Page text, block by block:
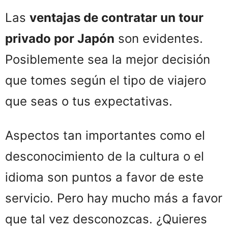
Las ventajas de contratar un tour
privado por Japón son evidentes.
Posiblemente sea la mejor decisión
que tomes según el tipo de viajero
que seas o tus expectativas.
Aspectos tan importantes como el
desconocimiento de la cultura o el
idioma son puntos a favor de este
servicio. Pero hay mucho más a favor
que tal vez desconozcas. ¿Quieres